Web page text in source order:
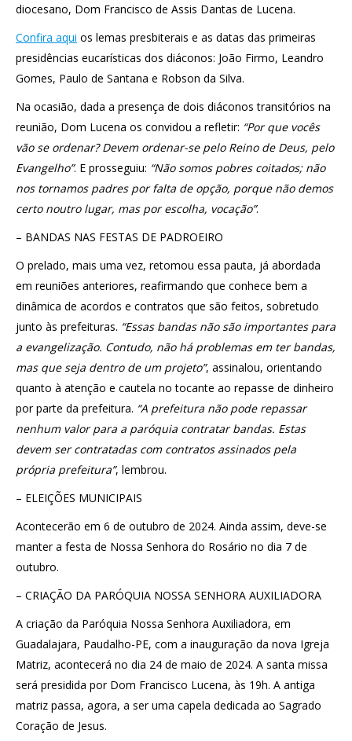
diocesano, Dom Francisco de Assis Dantas de Lucena.
Confira aqui os lemas presbiterais e as datas das primeiras
presidências eucarísticas dos diáconos: João Firmo, Leandro
Gomes, Paulo de Santana e Robson da Silva.
Na ocasião, dada a presença de dois diáconos transitórios na
reunião, Dom Lucena os convidou a refletir: “Por que vocês
vão se ordenar? Devem ordenar-se pelo Reino de Deus, pelo
Evangelho”. E prosseguiu: “Não somos pobres coitados; não
nos tornamos padres por falta de opção, porque não demos
certo noutro lugar, mas por escolha, vocação”.
– BANDAS NAS FESTAS DE PADROEIRO
O prelado, mais uma vez, retomou essa pauta, já abordada
em reuniões anteriores, reafirmando que conhece bem a
dinâmica de acordos e contratos que são feitos, sobretudo
junto às prefeituras. “Essas bandas não são importantes para
a evangelização. Contudo, não há problemas em ter bandas,
mas que seja dentro de um projeto”, assinalou, orientando
quanto à atenção e cautela no tocante ao repasse de dinheiro
por parte da prefeitura. “A prefeitura não pode repassar
nenhum valor para a paróquia contratar bandas. Estas
devem ser contratadas com contratos assinados pela
própria prefeitura”, lembrou.
– ELEIÇÕES MUNICIPAIS
Acontecerão em 6 de outubro de 2024. Ainda assim, deve-se
manter a festa de Nossa Senhora do Rosário no dia 7 de
outubro.
– CRIAÇÃO DA PARÓQUIA NOSSA SENHORA AUXILIADORA
A criação da Paróquia Nossa Senhora Auxiliadora, em
Guadalajara, Paudalho-PE, com a inauguração da nova Igreja
Matriz, acontecerá no dia 24 de maio de 2024. A santa missa
será presidida por Dom Francisco Lucena, às 19h. A antiga
matriz passa, agora, a ser uma capela dedicada ao Sagrado
Coração de Jesus.